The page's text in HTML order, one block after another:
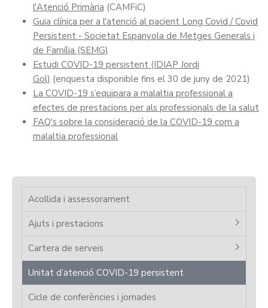
l'Atenció Primària (CAMFiC)
Guia clínica per a l'atenció al pacient Long Covid / Covid
Persistent - Societat Espanyola de Metges Generals i
de Família (SEMG)
Estudi COVID-19 persistent (IDIAP Jordi
Gol) (enquesta disponible fins el 30 de juny de 2021)
La COVID-19 s’equipara a malaltia professional a
efectes de prestacions per als professionals de la salut
FAQ's sobre la consideració de la COVID-19 com a
malaltia professional
Acollida i assessorament
Ajuts i prestacions
Cartera de serveis
Unitat d’atenció COVID-19 persistent
Cicle de conferències i jornades